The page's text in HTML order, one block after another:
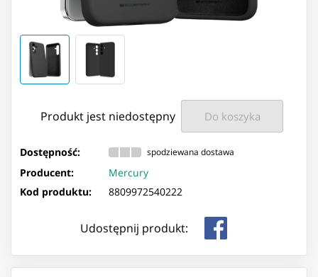
Produkt jest niedostępny Do koszyka
Dostępność: spodziewana dostawa
Producent:
Mercury
Kod produktu:
8809972540222
Udostępnij produkt: